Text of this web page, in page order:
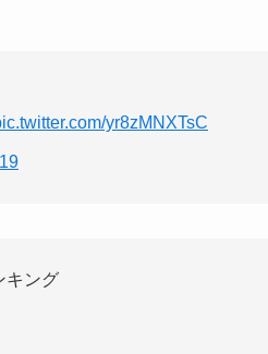
yr8zMNXTsC
キング